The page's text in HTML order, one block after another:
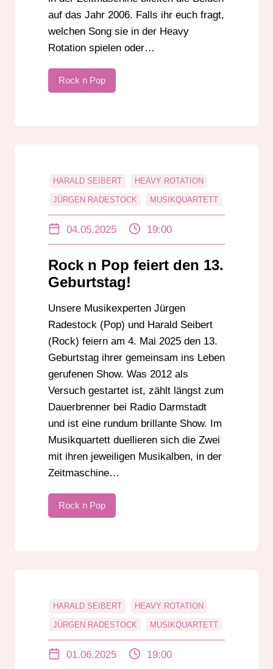
auf das Jahr 2006. Falls ihr euch fragt,
welchen Song sie in der Heavy
Rotation spielen oder…
Rock n Pop
HARALD SEIBERT HEAVY ROTATION
JÜRGEN RADESTOCK MUSIKQUARTETT
ZEITMASCHINE
04.05.2025 19:00
Rock n Pop feiert den 13.
Geburtstag!
Unsere Musikexperten Jürgen
Radestock (Pop) und Harald Seibert
(Rock) feiern am 4. Mai 2025 den 13.
Geburtstag ihrer gemeinsam ins Leben
gerufenen Show. Was 2012 als
Versuch gestartet ist, zählt längst zum
Dauerbrenner bei Radio Darmstadt
und ist eine rundum brillante Show. Im
Musikquartett duellieren sich die Zwei
mit ihren jeweiligen Musikalben, in der
Zeitmaschine…
Rock n Pop
HARALD SEIBERT HEAVY ROTATION
JÜRGEN RADESTOCK MUSIKQUARTETT
ZEITMASCHINE
01.06.2025 19:00